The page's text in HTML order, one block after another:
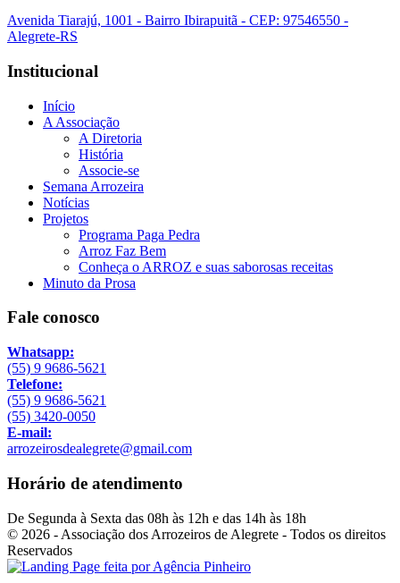
Avenida Tiarajú, 1001 - Bairro Ibirapuitã - CEP: 97546550 -
Alegrete-RS
Institucional
Início
A Associação
A Diretoria
História
Associe-se
Semana Arrozeira
Notícias
Projetos
Programa Paga Pedra
Arroz Faz Bem
Conheça o ARROZ e suas saborosas receitas
Minuto da Prosa
Fale conosco
Whatsapp:
(55) 9 9686-5621
Telefone:
(55) 9 9686-5621
(55) 3420-0050
E-mail:
arrozeirosdealegrete@gmail.com
Horário de atendimento
De Segunda à Sexta das 08h às 12h e das 14h às 18h
© 2026 - Associação dos Arrozeiros de Alegrete - Todos os direitos
Reservados